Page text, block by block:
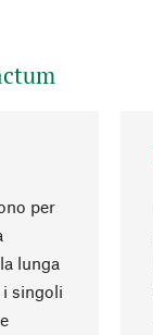
per
lunga
singoli